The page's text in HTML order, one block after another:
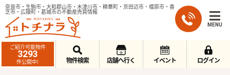
奈良市・生駒市・大和郡山市・木津川市・精華町・京田辺市・橿原市・香
芝市・広陵町・葛城市の不動産売買情報
MENU
ご紹介可能物件
3293
件公開中! 物件検索 店舗へ行く イベント ログイン